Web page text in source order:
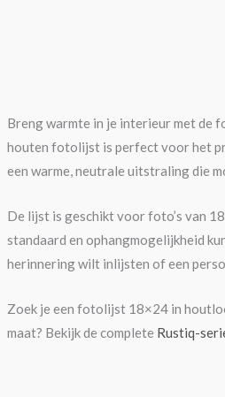
Breng warmte in je interieur met de
houten fotolijst is perfect voor het
een warme, neutrale uitstraling die
De lijst is geschikt voor foto’s van
standaard en ophangmogelijkheid
herinnering wilt inlijsten of een
Zoek je een fotolijst 18×24 in
maat? Bekijk de complete Rustiq-